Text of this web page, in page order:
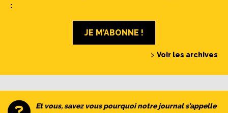
:
JE M’ABONNE !
> Voir les archives
Et vous, savez vous pourquoi notre journal s’appelle